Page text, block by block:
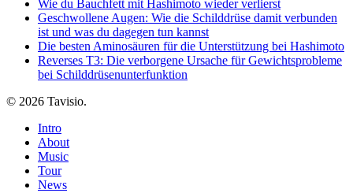
Wie du Bauchfett mit Hashimoto wieder verlierst
Geschwollene Augen: Wie die Schilddrüse damit verbunden
ist und was du dagegen tun kannst
Die besten Aminosäuren für die Unterstützung bei Hashimoto
Reverses T3: Die verborgene Ursache für Gewichtsprobleme
bei Schilddrüsenunterfunktion
© 2026 Tavisio.
Close
Menu
Intro
About
Music
Tour
News